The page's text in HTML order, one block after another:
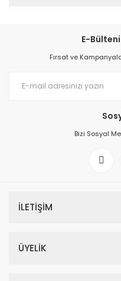
E-
Fırsat ve
Bizi Sosyal
İLETİŞİM
ÜYELİK